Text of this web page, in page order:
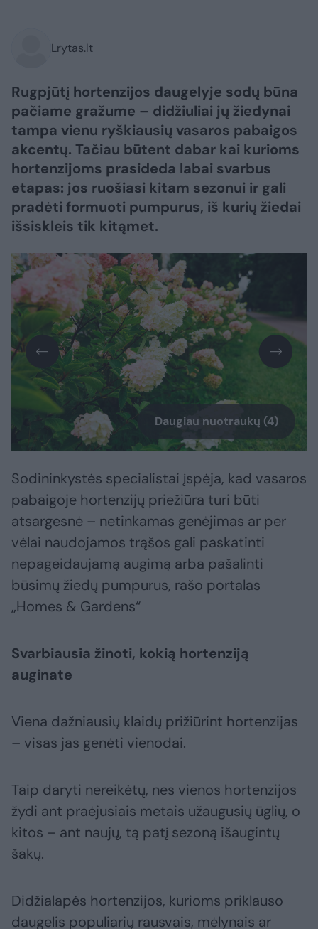
Lrytas.lt
Rugpjūtį hortenzijos daugelyje sodų būna
pačiame gražume – didžiuliai jų žiedynai
tampa vienu ryškiausių vasaros pabaigos
akcentų. Tačiau būtent dabar kai kurioms
hortenzijoms prasideda labai svarbus
etapas: jos ruošiasi kitam sezonui ir gali
pradėti formuoti pumpurus, iš kurių žiedai
išsiskleis tik kitąmet.
Daugiau nuotraukų (4)
Sodininkystės specialistai įspėja, kad vasaros
pabaigoje hortenzijų priežiūra turi būti
atsargesnė – netinkamas genėjimas ar per
vėlai naudojamos trąšos gali paskatinti
nepageidaujamą augimą arba pašalinti
būsimų žiedų pumpurus, rašo portalas
„Homes & Gardens“
Svarbiausia žinoti, kokią hortenziją
auginate
Viena dažniausių klaidų prižiūrint hortenzijas
– visas jas genėti vienodai.
Taip daryti nereikėtų, nes vienos hortenzijos
žydi ant praėjusiais metais užaugusių ūglių, o
kitos – ant naujų, tą patį sezoną išaugintų
šakų.
Didžialapės hortenzijos, kurioms priklauso
daugelis populiarių rausvais, mėlynais ar